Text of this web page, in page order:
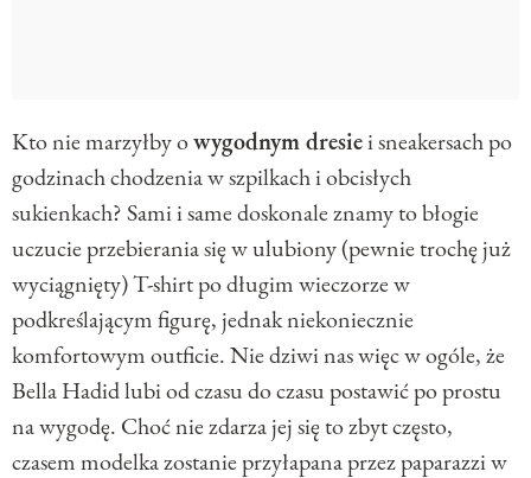
Kto nie marzyłby owygodnym dresiei sneakersach po
godzinach chodzenia w szpilkach i obcisłych
sukienkach? Sami i same doskonale znamy to błogie
uczucie przebierania się w ulubiony (pewnie trochę już
wyciągnięty) T-shirt po długim wieczorze w
podkreślającym figurę, jednak niekoniecznie
komfortowym outficie. Nie dziwi nas więc w ogóle, że
Bella Hadid lubi od czasu do czasu postawić po prostu
na wygodę. Choć nie zdarza jej się to zbyt często,
czasem modelka zostanie przyłapana przez paparazzi w